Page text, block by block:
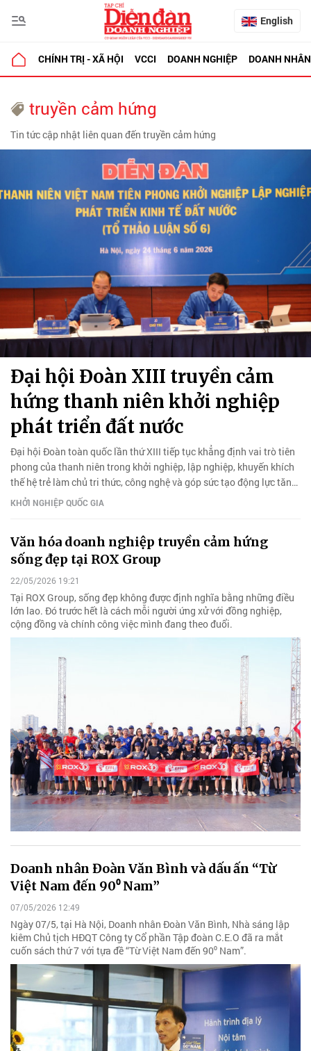
English
CHÍNH TRỊ - XÃ HỘI VCCI DOANH NGHIỆP DOANH NHÂN
truyền cảm hứng
Tin tức cập nhật liên quan đến truyền cảm hứng
Đại hội Đoàn XIII truyền cảm
hứng thanh niên khởi nghiệp
phát triển đất nước
Đại hội Đoàn toàn quốc lần thứ XIII tiếp tục khẳng định vai trò tiên
phong của thanh niên trong khởi nghiệp, lập nghiệp, khuyến khích
thế hệ trẻ làm chủ tri thức, công nghệ và góp sức tạo động lực tăng
trưởng mới cho nền kinh tế.
KHỞI NGHIỆP QUỐC GIA
Văn hóa doanh nghiệp truyền cảm hứng
sống đẹp tại ROX Group
22/05/2026 19:21
Tại ROX Group, sống đẹp không được định nghĩa bằng những điều
lớn lao. Đó trước hết là cách mỗi người ứng xử với đồng nghiệp,
cộng đồng và chính công việc mình đang theo đuổi.
Doanh nhân Đoàn Văn Bình và dấu ấn “Từ
Việt Nam đến 90⁰ Nam”
07/05/2026 12:49
Ngày 07/5, tại Hà Nội, Doanh nhân Đoàn Văn Bình, Nhà sáng lập
kiêm Chủ tịch HĐQT Công ty Cổ phần Tập đoàn C.E.O đã ra mắt
cuốn sách thứ 7 với tựa đề “Từ Việt Nam đến 90⁰ Nam”.